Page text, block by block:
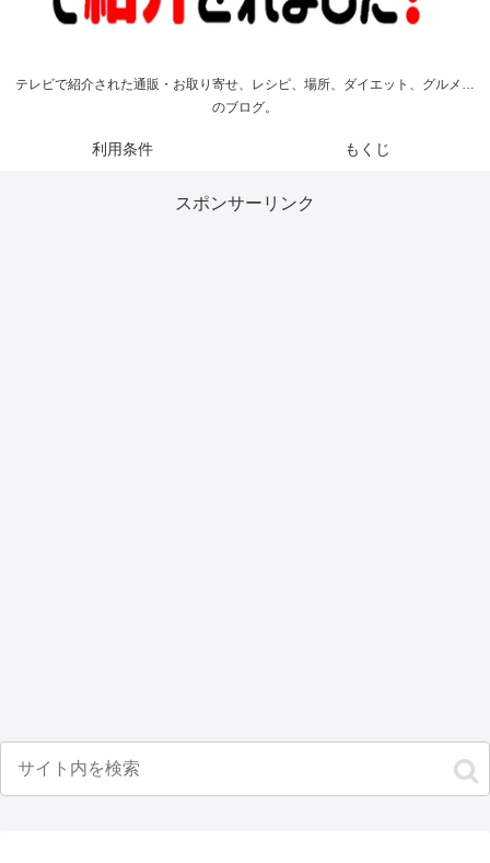
テレビで紹介された通販・お取り寄せ、レシピ、場所、ダイエット、グルメ…
のブログ。
利用条件 もくじ
スポンサーリンク